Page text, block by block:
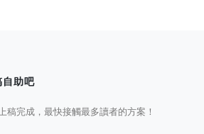
自助吧
稿完成，最快接觸最多讀者的方案！